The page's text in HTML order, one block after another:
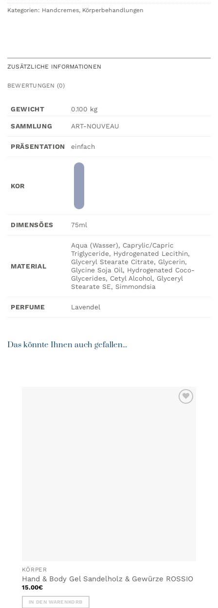
Kategorien: Handcremes, Körperbehandlungen
ZUSÄTZLICHE INFORMATIONEN
BEWERTUNGEN (0)
GEWICHT 0.100 kg
SAMMLUNG ART-NOUVEAU
PRÄSENTATION einfach
KOR
DIMENSÕES 75ml
MATERIAL
Aqua (Wasser), Caprylic/Capric
Triglyceride, Hydrogenated Lecithin,
Glyceryl Stearate Citrate, Glycerin,
Glycine Soja Oil, Hydrogenated Coco-
Glycerides, Cetyl Alcohol, Glyceryl
Stearate SE, Simmondsia
PERFUME Lavendel
Das könnte Ihnen auch gefallen...
KÖRPER
Hand & Body Gel Sandelholz & Gewürze ROSSIO
15.00€
IN DEN WARENKORB